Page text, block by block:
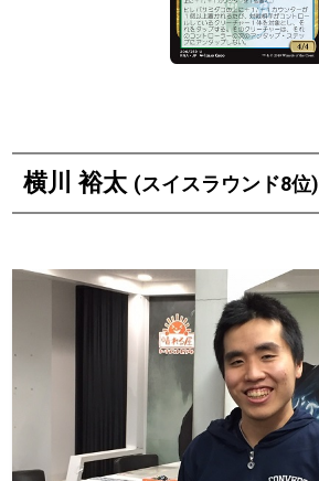
横川 裕太 (スイスラウンド8位)